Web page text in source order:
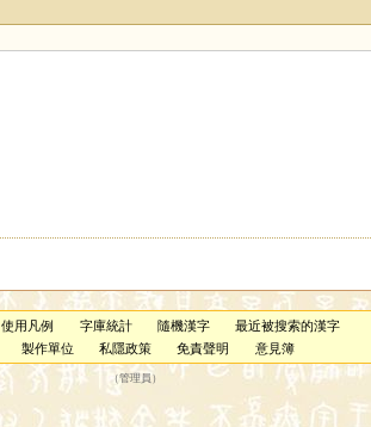
使用凡例 字庫統計 隨機漢字
最近被搜索的漢字
製作單位 私隱政策 免責聲明 意見簿
（管理員 ）